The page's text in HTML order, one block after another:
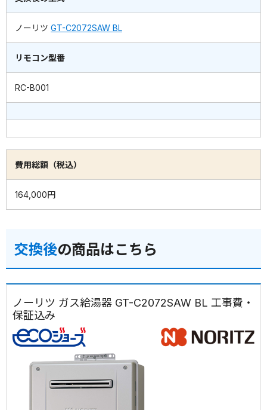
ノーリツ GT-C2072SAW BL
リモコン型番
RC-B001
費用総額（税込）
164,000円
交換後の商品はこちら
ノーリツ ガス給湯器 GT-C2072SAW BL 工事費・
保証込み